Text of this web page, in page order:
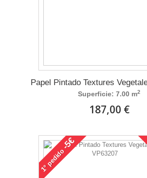
Papel Pintado Textures
Superficie: 7.00 m2
187,00 €
1°
pedido
-5€